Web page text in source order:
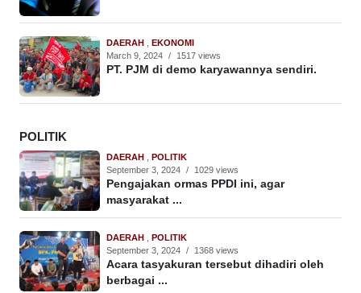
DAERAH , EKONOMI
March 9, 2024 / 1517 views
PT. PJM di demo karyawannya sendiri.
POLITIK
DAERAH , POLITIK
September 3, 2024 / 1029 views
Pengajakan ormas PPDI ini, agar
masyarakat ...
DAERAH , POLITIK
September 3, 2024 / 1368 views
Acara tasyakuran tersebut dihadiri oleh
berbagai ...